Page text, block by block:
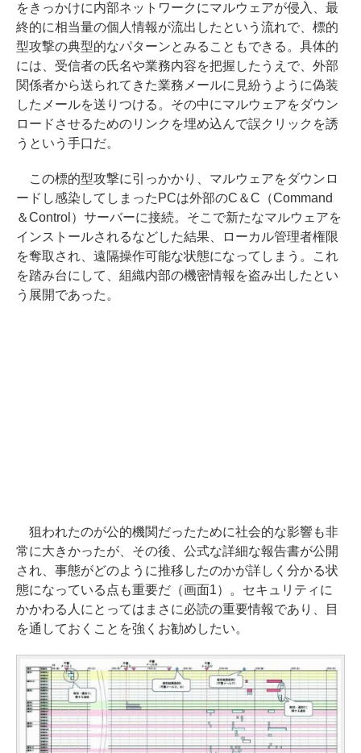
をきっかけに内部ネットワークにマルウェアが侵入、最
終的に相当量の個人情報が流出したという流れで、標的
型攻撃の典型的なパターンとみることもできる。具体的
には、受信者の氏名や業務内容を把握したうえで、外部
関係者から送られてきた業務メールに見紛うように偽装
したメールを送りつける。その中にマルウェアをダウン
ロードさせるためのリンクを埋め込んで誤クリックを誘
うという手口だ。
この標的型攻撃に引っかかり、マルウェアをダウンロ
ードし感染してしまったPCは外部のC＆C（Command
＆Control）サーバーに接続。そこで新たなマルウェアを
インストールされるなどした結果、ローカル管理者権限
を奪取され、遠隔操作可能な状態になってしまう。これ
を踏み台にして、組織内部の機密情報を盗み出したとい
う展開であった。
狙われたのが公的機関だったために社会的な影響も非
常に大きかったが、その後、公式な詳細な報告書が公開
され、事態がどのように推移したのかが詳しく分かる状
態になっている点も重要だ（画面1）。セキュリティに
かかわる人にとってはまさに必読の重要情報であり、目
を通しておくことを強くお勧めしたい。